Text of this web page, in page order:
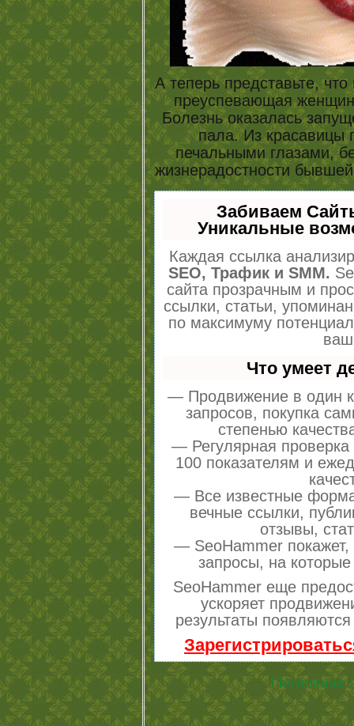
А теперь представьте,
преуспевающая
Болезнь оказалась
пала. Из красавицы
печальными глазами,
жизнерадостности
Забиваем
Уникальные
Каждая ссылка
SEO, Трафик и SMM.
сайта прозрачным и
ссылки, статьи,
по максимуму
Что умеет
— Продвижение в один
запросов, покупка
степенью
— Регулярная проверка
100 показателям и
— Все известные
вечные ссылки,
отзывы,
— SeoHammer покажет,
запросы, на
SeoHammer еще
ускоряет
результаты
Полезные